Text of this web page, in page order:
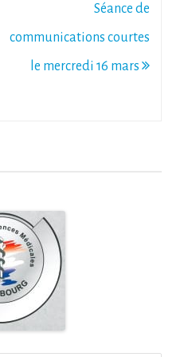
Séance de
communications courtes
le mercredi 16 mars